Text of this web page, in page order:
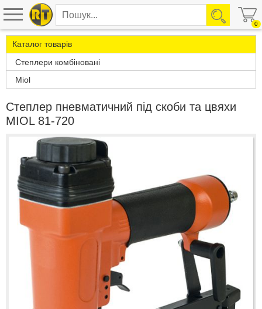
0
Каталог товарів
Степлери комбіновані
Miol
Степлер пневматичний під скоби та цвяхи
MIOL 81-720